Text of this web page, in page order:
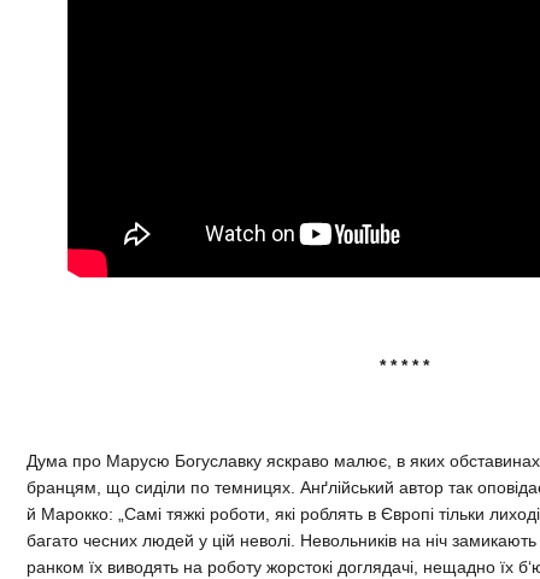
* * * * *
Дума про Марусю Богуславку яскраво малює, в яких
бранцям, що сиділи по темницях. Анґлійський автор так
й Марокко: „Самі тяжкі роботи, які роблять в Європі тільки
багато чесних людей у цій неволі. Невольників на ніч
ранком їх виводять на роботу жорстокі доглядачі, нещадно їх